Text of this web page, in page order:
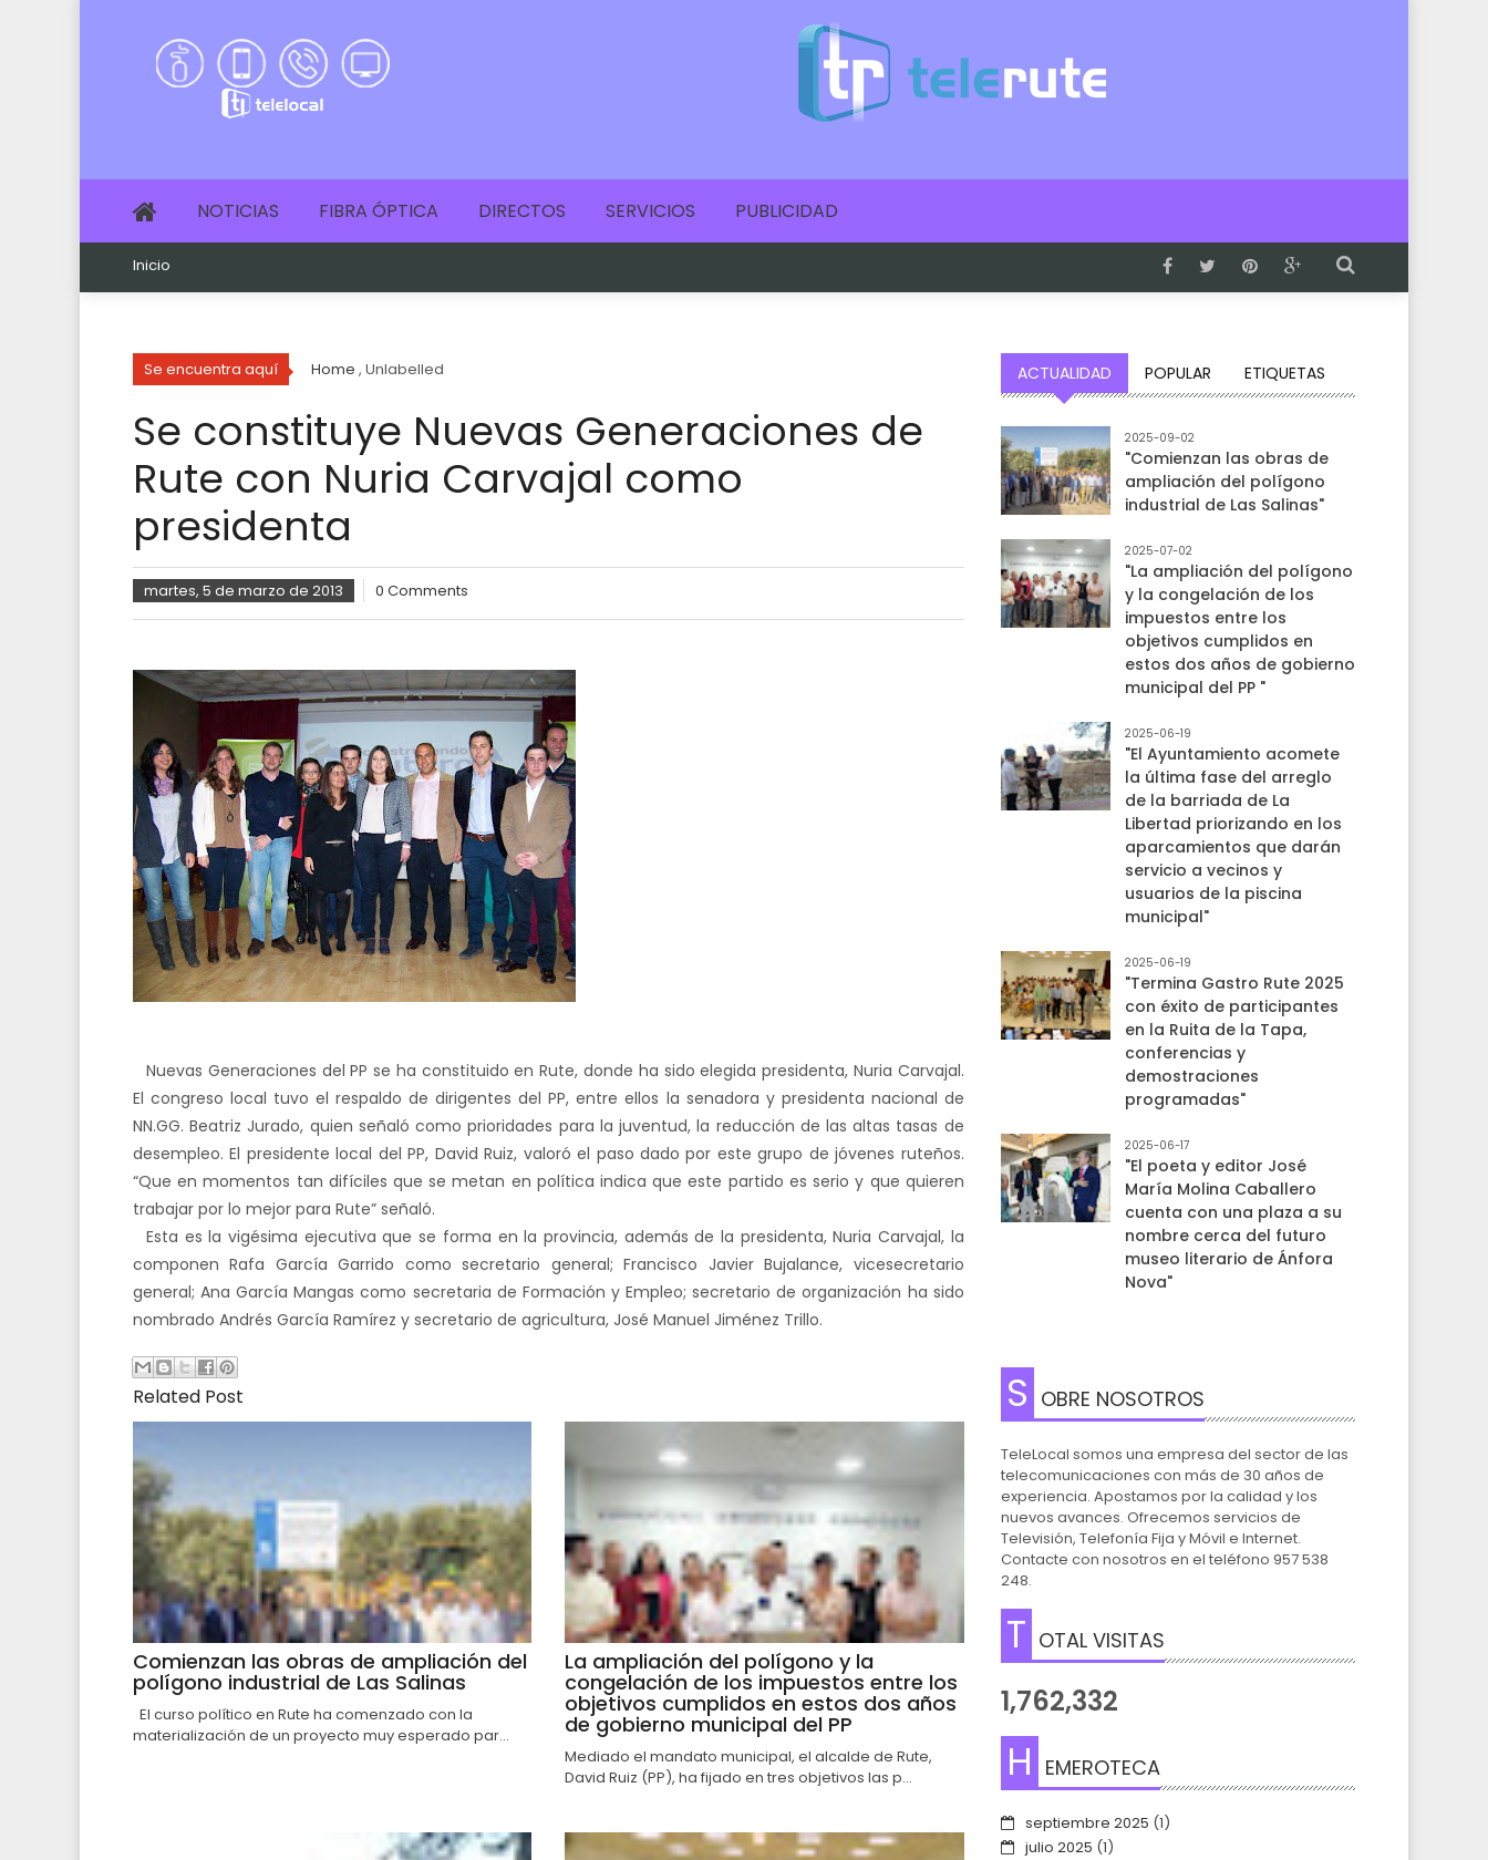
NOTICIAS FIBRA ÓPTICA DIRECTOS SERVICIOS PUBLICIDAD
Inicio
Se encuentra aquí Home , Unlabelled
Se constituye Nuevas Generaciones de
Rute con Nuria Carvajal como
presidenta
martes, 5 de marzo de 2013 0 Comments
Nuevas Generaciones del PP se ha constituido en Rute, donde ha sido elegida presidenta, Nuria Carvajal.
El congreso local tuvo el respaldo de dirigentes del PP, entre ellos la senadora y presidenta nacional de
NN.GG. Beatriz Jurado, quien señaló como prioridades para la juventud, la reducción de las altas tasas de
desempleo. El presidente local del PP, David Ruiz, valoró el paso dado por este grupo de jóvenes ruteños.
“Que en momentos tan difíciles que se metan en política indica que este partido es serio y que quieren
trabajar por lo mejor para Rute” señaló.
Esta es la vigésima ejecutiva que se forma en la provincia, además de la presidenta, Nuria Carvajal, la
componen Rafa García Garrido como secretario general; Francisco Javier Bujalance, vicesecretario
general; Ana García Mangas como secretaria de Formación y Empleo; secretario de organización ha sido
nombrado Andrés García Ramírez y secretario de agricultura, José Manuel Jiménez Trillo.
Related Post
Comienzan las obras de ampliación del
polígono industrial de Las Salinas
El curso político en Rute ha comenzado con la
materialización de un proyecto muy esperado par...
La ampliación del polígono y la
congelación de los impuestos entre los
objetivos cumplidos en estos dos años
de gobierno municipal del PP
Mediado el mandato municipal, el alcalde de Rute,
David Ruiz (PP), ha fijado en tres objetivos las p...
ACTUALIDAD POPULAR ETIQUETAS
2025-09-02
"Comienzan las obras de
ampliación del polígono
industrial de Las Salinas"
2025-07-02
"La ampliación del polígono
y la congelación de los
impuestos entre los
objetivos cumplidos en
estos dos años de gobierno
municipal del PP "
2025-06-19
"El Ayuntamiento acomete
la última fase del arreglo
de la barriada de La
Libertad priorizando en los
aparcamientos que darán
servicio a vecinos y
usuarios de la piscina
municipal"
2025-06-19
"Termina Gastro Rute 2025
con éxito de participantes
en la Ruita de la Tapa,
conferencias y
demostraciones
programadas"
2025-06-17
"El poeta y editor José
María Molina Caballero
cuenta con una plaza a su
nombre cerca del futuro
museo literario de Ánfora
Nova"
S OBRE NOSOTROS
TeleLocal somos una empresa del sector de las
telecomunicaciones con más de 30 años de
experiencia. Apostamos por la calidad y los
nuevos avances. Ofrecemos servicios de
Televisión, Telefonía Fija y Móvil e Internet.
Contacte con nosotros en el teléfono 957 538
248.
T OTAL VISITAS
1,762,332
H EMEROTECA
septiembre 2025 (1)
julio 2025 (1)